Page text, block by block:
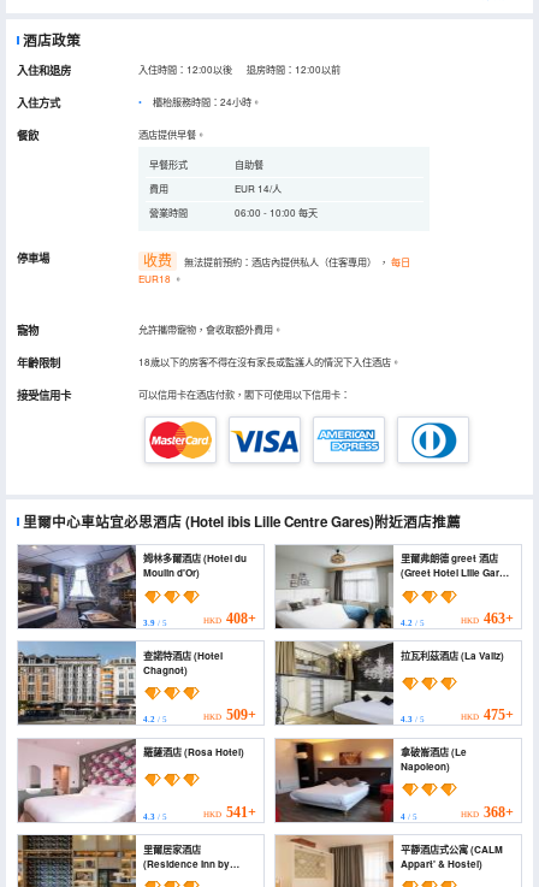
酒店政策
入住和退房 入住時間：12:00以後 退房時間：12:00以前
入住方式 櫃枱服務時間：24小時。
餐飲 酒店提供早餐。
早餐形式
自助餐
費用
EUR 14/人
營業時間
06:00 - 10:00 每天
停車場 收费 無法提前預約：酒店內提供私人（住客專用） ， 每日
EUR18 。
寵物 允許攜帶寵物，會收取額外費用。
年齡限制 18歲以下的房客不得在沒有家長或監護人的情況下入住酒店。
接受信用卡 可以信用卡在酒店付款，閣下可使用以下信用卡：
里爾中心車站宜必思酒店(Hotel ibis Lille Centre Gares)附近酒店推薦
姆林多爾酒店 (Hotel du
Moulin d'Or)
3.9 / 5 HKD 408+
里爾弗朗德 greet 酒店
(Greet Hotel Lille Gare
4.2/ 5 HKD 463+
查諾特酒店 (Hotel
Chagnot)
4.2 / 5 HKD 509+
拉瓦利茲酒店 (La Valiz)
4.3/ 5 HKD 475+
羅薩酒店 (Rosa Hotel)
4.3 / 5 HKD 541+
拿破崙酒店 (Le
Napoleon)
4/ 5 HKD 368+
里爾居家酒店
(Residence Inn by
Marriott Lille)
平靜酒店式公寓 (CALM
Appart' & Hostel)